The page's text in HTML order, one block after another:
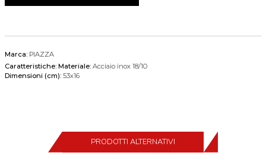
Marca: PIAZZA
Caratteristiche: Materiale: Acciaio inox 18/10
Dimensioni (cm): 53x16
PRODOTTI ALTERNATIVI